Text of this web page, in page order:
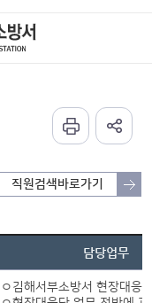
직원검색바로가기
담당업무
ㅇ김해서부소방서 현장대응